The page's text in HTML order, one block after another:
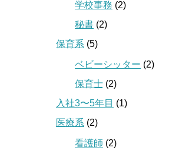
学校事務 (2)
秘書 (2)
保育系 (5)
ベビーシッター (2)
保育士 (2)
入社3〜5年目 (1)
医療系 (2)
看護師 (2)